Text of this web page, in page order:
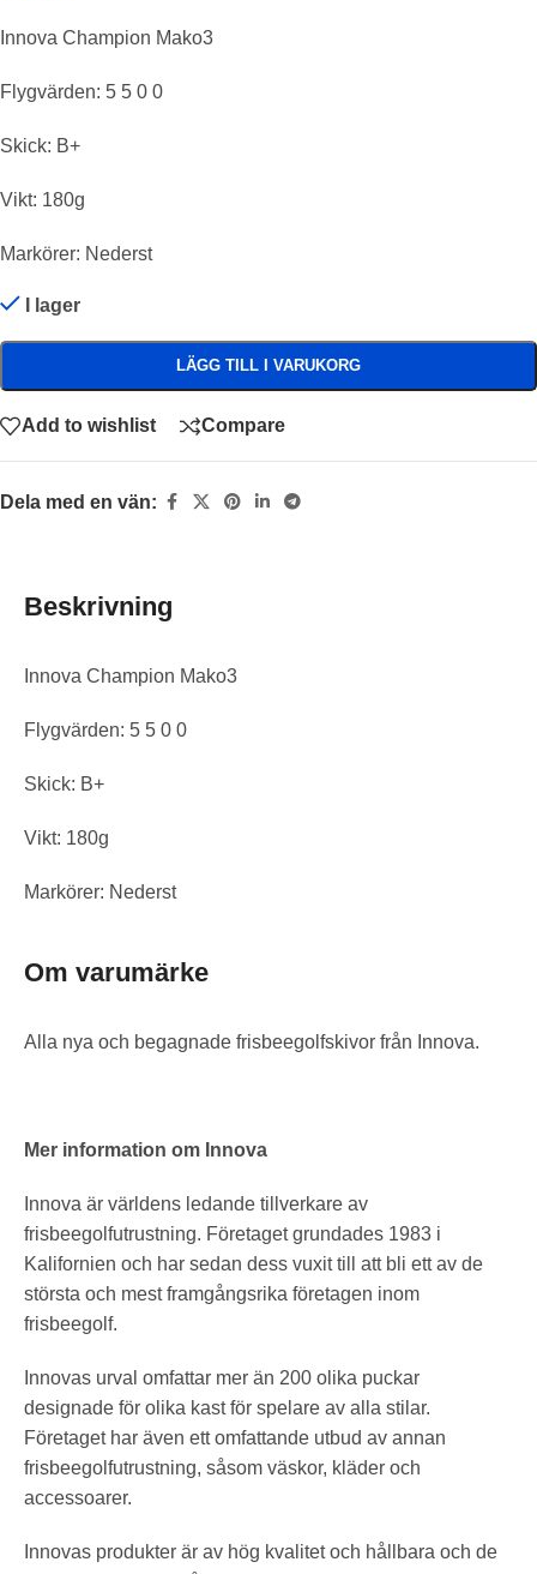
Innova Champion Mako3
Flygvärden: 5 5 0 0
Skick: B+
Vikt: 180g
Markörer: Nederst
I lager
LÄGG TILL I VARUKORG
Add to wishlist Compare
Dela med en vän:
Beskrivning
Innova Champion Mako3
Flygvärden: 5 5 0 0
Skick: B+
Vikt: 180g
Markörer: Nederst
Om varumärke
Alla nya och begagnade frisbeegolfskivor från Innova.
Mer information om Innova
Innova är världens ledande tillverkare av
frisbeegolfutrustning. Företaget grundades 1983 i
Kalifornien och har sedan dess vuxit till att bli ett av de
största och mest framgångsrika företagen inom
frisbeegolf.
Innovas urval omfattar mer än 200 olika puckar
designade för olika kast för spelare av alla stilar.
Företaget har även ett omfattande utbud av annan
frisbeegolfutrustning, såsom väskor, kläder och
accessoarer.
Innovas produkter är av hög kvalitet och hållbara och de